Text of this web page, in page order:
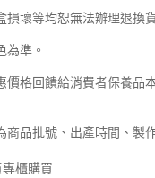
壞等均恕無法辦理退換
為準。
格回饋給消費者保養品
品批號、出產時間、製
櫃購買